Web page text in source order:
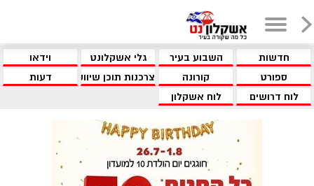
חדשות השבוע בעיר גלי אשקלונט
וידאו
ספורט
קורונה צרכנות תוכן שיווקי
דעות
לוח דרושים
לוח אשקלון